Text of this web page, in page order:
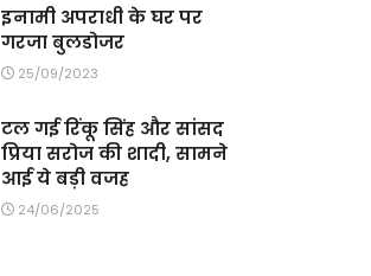
इनामी अपराधी के घर पर
गरजा बुलडोजर
25/09/2023
टल गई रिंकू सिंह और सांसद
प्रिया सरोज की शादी, सामने
आई ये बड़ी वजह
24/06/2025